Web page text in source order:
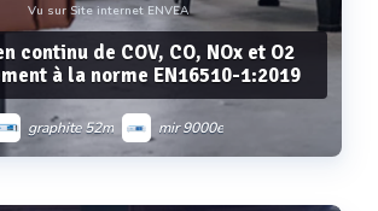
Vu sur Site internet ENVEA
continu de COV, CO, NOx et O2
à la norme EN16510-1:2019
graphite 52m mir 9000e